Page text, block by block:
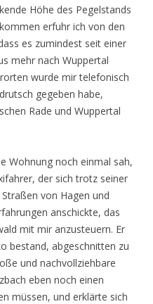
Höhe des Pegelstands
erfuhr ich von den
es zumindest seit einer
mehr nach Wuppertal
wurde mir telefonisch
gegeben habe,
Rade und Wuppertal
Wohnung noch einmal sah,
der sich trotz seiner
von Hagen und
anschickte, das
mit mir anzusteuern. Er
bestand, abgeschnitten zu
und nachvollziehbare
eben noch einen
müssen, und erklärte sich